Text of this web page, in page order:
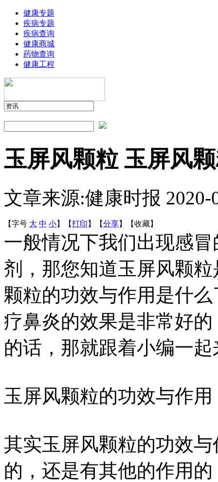
健康专题
疾病专题
疾病查询
健康商城
药物查询
健康工程
玉屏风颗粒 玉屏风
文章来源:健康时报 2020-
【字号 大 中 小】 【打印 】 【分享】 【收藏】
一般情况下我们出现感
剂，那您知道玉屏风颗
颗粒的功效与作用是什
疗鼻炎的效果是非常好
的话，那就跟着小编一
玉屏风颗粒的功效与作用
其实玉屏风颗粒的功效
的，还是有其他的作用